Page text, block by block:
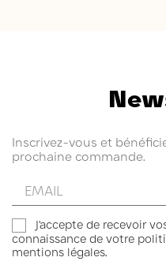
Inscrivez-vous et
prochaine commande.
Entrez
votre
email
J'accepte de recevoir
connaissance de votre
mentions légales.